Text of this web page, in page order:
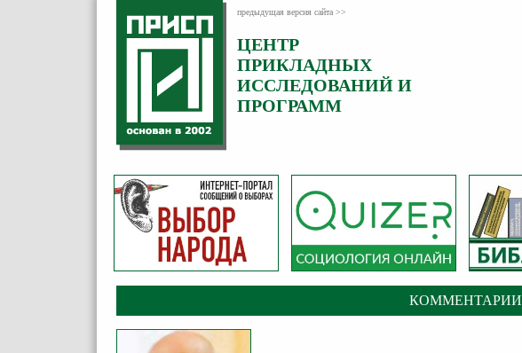
предыдущая версия сайта >>
ЦЕНТР
ПРИКЛАДНЫХ
ИССЛЕДОВАНИЙ И
ПРОГРАММ
КОММЕНТАРИИ